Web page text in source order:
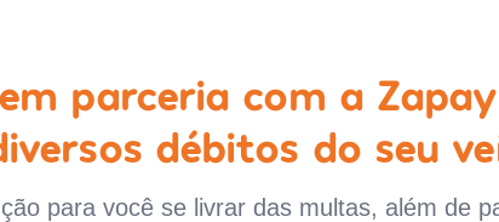
parceria com a
débitos do seu
para você se livrar das multas, além de